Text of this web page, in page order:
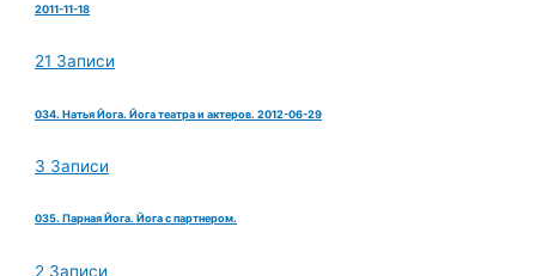
2011-11-18
21 Записи
034. Натья Йога. Йога театра и актеров. 2012-06-29
3 Записи
035. Парная Йога. Йога с партнером.
2 Записи